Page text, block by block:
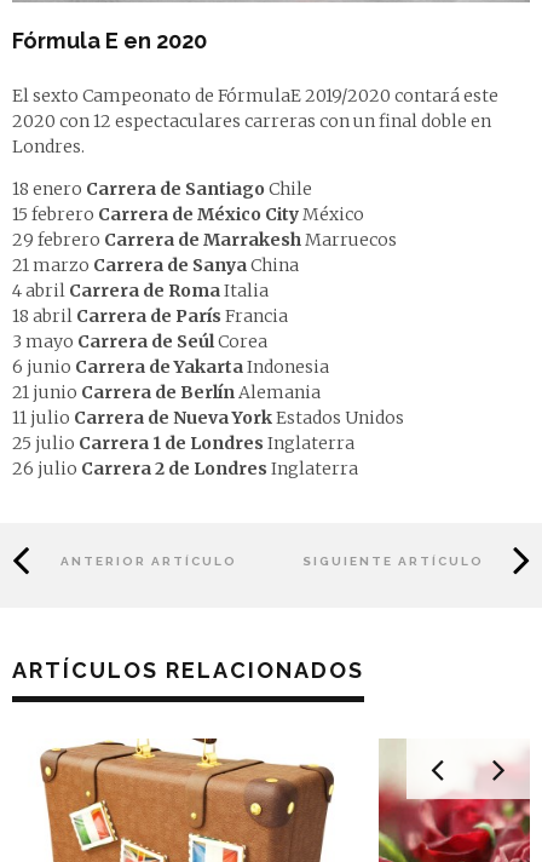
Fórmula E en 2020
El sexto Campeonato de FórmulaE 2019/2020 contará este
2020 con 12 espectaculares carreras con un final doble en
Londres.
18 enero Carrera de Santiago Chile
15 febrero Carrera de México CityMéxico
29 febrero Carrera de MarrakeshMarruecos
21 marzo Carrera de SanyaChina
4 abril Carrera de RomaItalia
18 abril Carrera de París Francia
3 mayo Carrera de SeúlCorea
6 junio Carrera de YakartaIndonesia
21 junio Carrera de BerlínAlemania
11 julio Carrera de Nueva YorkEstados Unidos
25 julio Carrera 1 de Londres Inglaterra
26 julio Carrera 2 de Londres Inglaterra
ANTERIOR ARTÍCULO SIGUIENTE ARTÍCULO
ARTÍCULOS RELACIONADOS